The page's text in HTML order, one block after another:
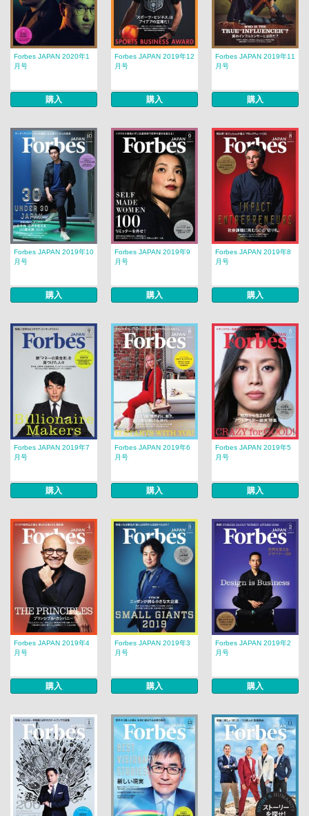
Forbes JAPAN 2020年1
月号
購入
Forbes JAPAN 2019年12
月号
購入
Forbes JAPAN 2019年11
月号
購入
Forbes JAPAN 2019年10
月号
購入
Forbes JAPAN 2019年9
月号
購入
Forbes JAPAN 2019年8
月号
購入
Forbes JAPAN 2019年7
月号
購入
Forbes JAPAN 2019年6
月号
購入
Forbes JAPAN 2019年5
月号
購入
Forbes JAPAN 2019年4
月号
購入
Forbes JAPAN 2019年3
月号
購入
Forbes JAPAN 2019年2
月号
購入